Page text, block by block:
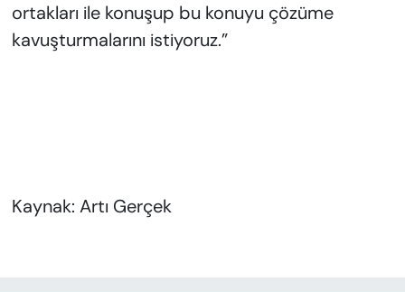
ortakları ile konuşup bu konuyu çözüme
kavuşturmalarını istiyoruz.”
Kaynak: Artı Gerçek